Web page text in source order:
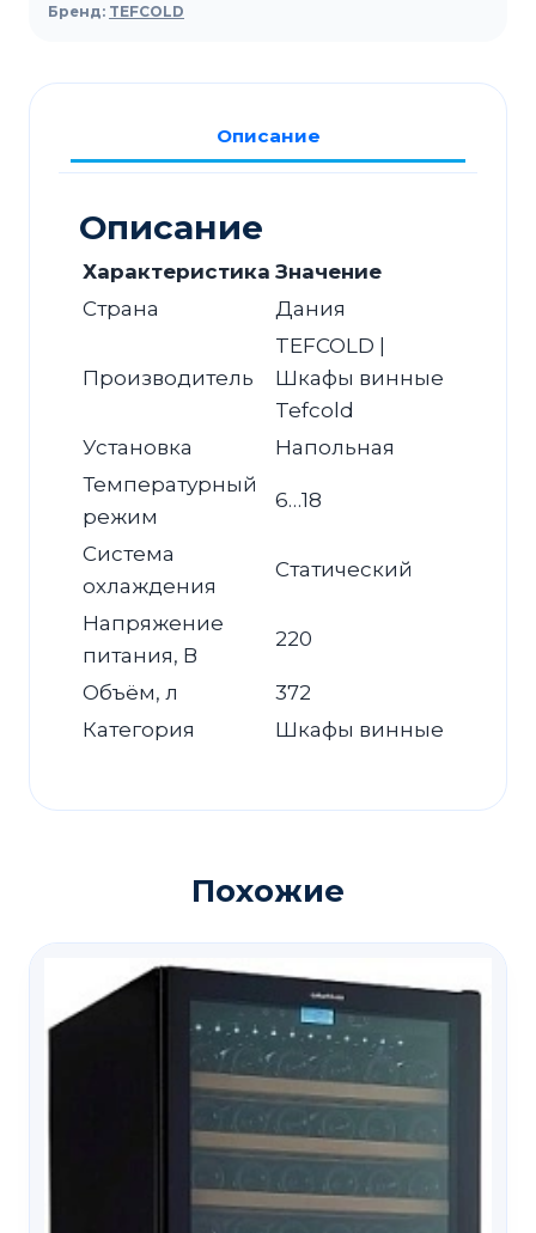
TEFCOLD
черный
Бренд: TEFCOLD
Описание
Описание
Характеристика Значение
Страна
Дания
Производитель
TEFCOLD |
Шкафы винные
Tefcold
Установка
Напольная
Температурный
режим
6…18
Система
охлаждения
Статический
Напряжение
питания, В
220
Объём, л
372
Категория
Шкафы винные
Похожие